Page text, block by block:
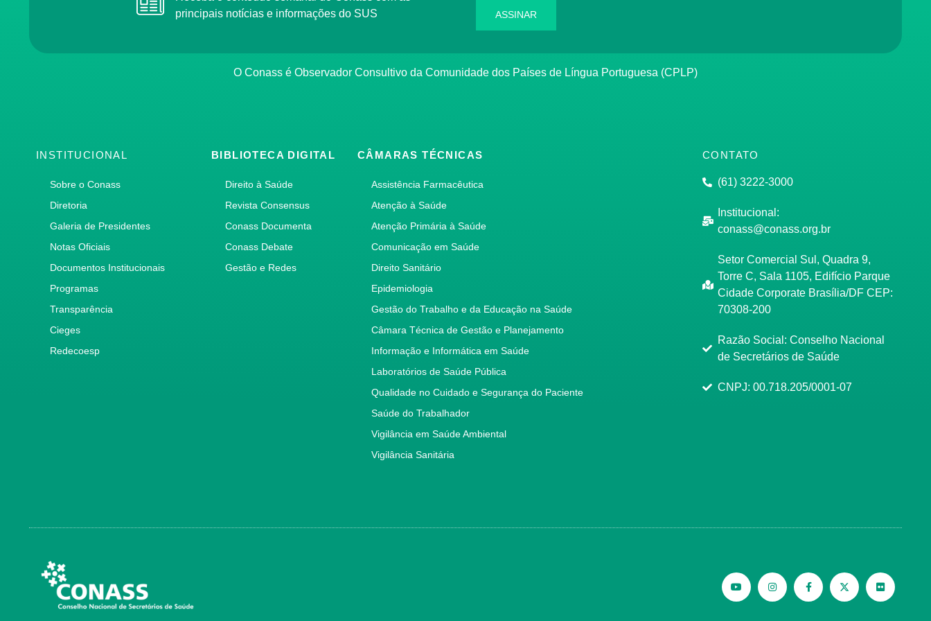
principais notícias e informações do SUS
ASSINAR
O Conass é Observador Consultivo da Comunidade dos Países de Língua Portuguesa (CPLP)
INSTITUCIONAL
Sobre o Conass
Diretoria
Galeria de Presidentes
Notas Oficiais
Documentos Institucionais
Programas
Transparência
Cieges
Redecoesp
BIBLIOTECA DIGITAL
Direito à Saúde
Revista Consensus
Conass Documenta
Conass Debate
Gestão e Redes
CÂMARAS TÉCNICAS
Assistência Farmacêutica
Atenção à Saúde
Atenção Primária à Saúde
Comunicação em Saúde
Direito Sanitário
Epidemiologia
Gestão do Trabalho e da Educação na Saúde
Câmara Técnica de Gestão e Planejamento
Informação e Informática em Saúde
Laboratórios de Saúde Pública
Qualidade no Cuidado e Segurança do Paciente
Saúde do Trabalhador
Vigilância em Saúde Ambiental
Vigilância Sanitária
CONTATO
(61) 3222-3000
Institucional:
conass@conass.org.br
Setor Comercial Sul, Quadra 9,
Torre C, Sala 1105, Edifício Parque
Cidade Corporate Brasília/DF CEP:
70308-200
Razão Social: Conselho Nacional
de Secretários de Saúde
CNPJ: 00.718.205/0001-07